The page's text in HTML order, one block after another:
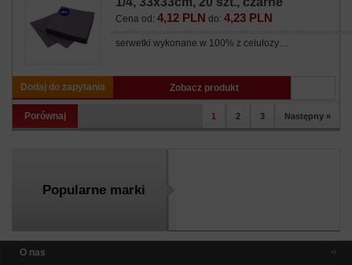
Cena od: 4,12 PLN do: 4,23 PLN
serwetki wykonane w 100% z celulozy…
Dodaj do zapytania Zobacz produkt
Porównaj 1 2 3 Następny »
Popularne marki
O nas